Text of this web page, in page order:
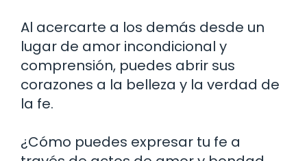
Al acercarte a los demás desde un
lugar de amor incondicional y
comprensión, puedes abrir sus
corazones a la belleza y la verdad de
la fe.
¿Cómo puedes expresar tu fe a